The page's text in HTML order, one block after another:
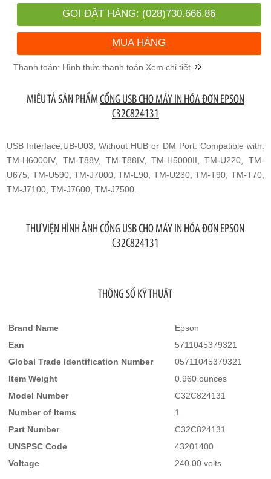
GỌI ĐẶT HÀNG: (028)730.666.86
MUA HÀNG
Xem chi tiết
MIÊU TẢ SẢN PHẨMCỔNG USB CHO MÁY IN HÓA ĐƠN EPSON
C32C824131
USB Interface,UB-U03, Without HUB or DM Port. Compatible with:
TM-H6000IV, TM-T88V, TM-T88IV, TM-H5000II, TM-U220, TM-
U675, TM-U590, TM-J7000, TM-L90, TM-U230, TM-T90, TM-T70,
TM-J7100, TM-J7600, TM-J7500.
THƯ VIỆN HÌNH ẢNH CỔNG USB CHO MÁY IN HÓA ĐƠN EPSON
C32C824131
THÔNG SỐ KỸ THUẬT
Brand Name
Epson
Ean
5711045379321
Global Trade Identification Number
05711045379321
Item Weight
0.960 ounces
Model Number
C32C824131
Number of Items
1
Part Number
C32C824131
UNSPSC Code
43201400
Voltage
240.00 volts